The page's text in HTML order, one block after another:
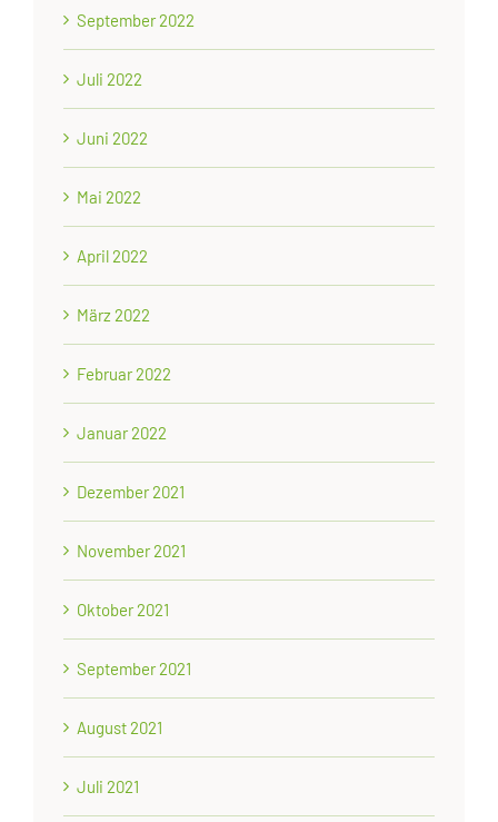
September 2022
Juli 2022
Juni 2022
Mai 2022
April 2022
März 2022
Februar 2022
Januar 2022
Dezember 2021
November 2021
Oktober 2021
September 2021
August 2021
Juli 2021